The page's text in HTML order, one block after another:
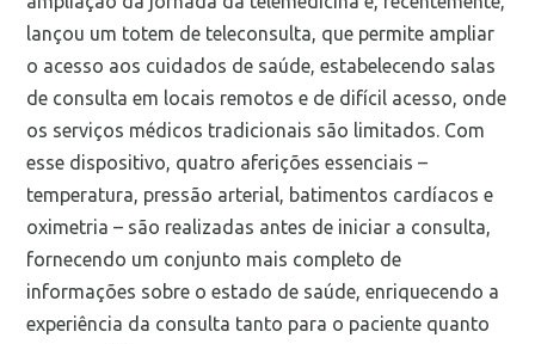
lançou um totem de teleconsulta, que permite ampliar
o acesso aos cuidados de saúde, estabelecendo salas
de consulta em locais remotos e de difícil acesso, onde
os serviços médicos tradicionais são limitados. Com
esse dispositivo, quatro aferições essenciais –
temperatura, pressão arterial, batimentos cardíacos e
oximetria – são realizadas antes de iniciar a consulta,
fornecendo um conjunto mais completo de
informações sobre o estado de saúde, enriquecendo a
experiência da consulta tanto para o paciente quanto